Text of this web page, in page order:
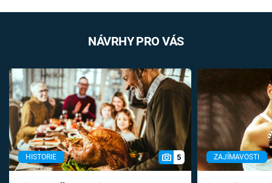
NÁVRHY PRO VÁS
HISTORIE 5 ZAJÍMAVOSTI